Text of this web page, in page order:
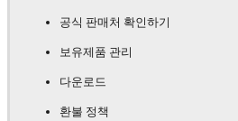
공식 판매처 확인하기
보유제품 관리
다운로드
환불 정책